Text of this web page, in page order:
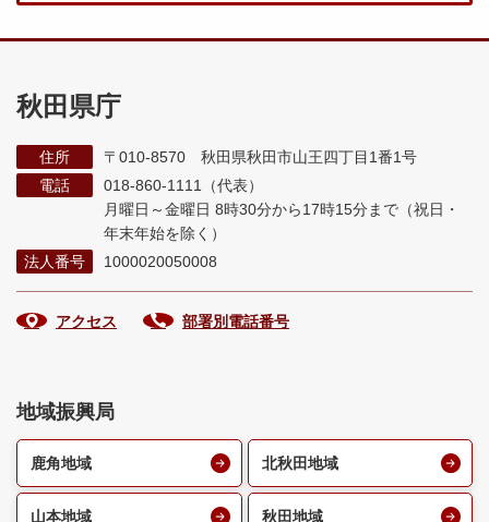
秋田県庁
住所
〒010-8570 秋田県秋田市山王四丁目1番1号
電話
018-860-1111（代表）
月曜日～金曜日 8時30分から17時15分まで （祝日・
年末年始を除く）
法人番号
1000020050008
アクセス 部署別電話番号
地域振興局
鹿角地域 北秋田地域
山本地域 秋田地域